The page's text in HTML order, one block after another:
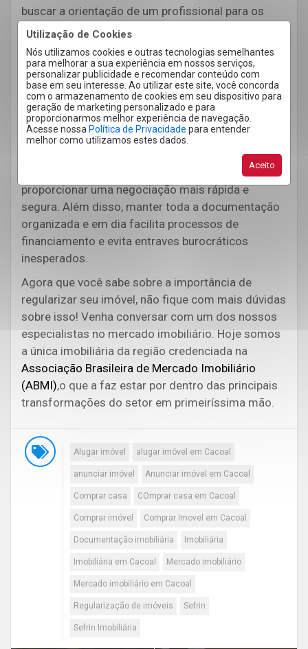
Utilização de Cookies
Nós utilizamos cookies e outras tecnologias semelhantes
para melhorar a sua experiência em nossos serviços,
personalizar publicidade e recomendar conteúdo com
base em seu interesse. Ao utilizar este site, você concorda
com o armazenamento de cookies em seu dispositivo para
geração de marketing personalizado e para
proporcionarmos melhor experiência de navegação.
Acesse nossa Política de Privacidade para entender
melhor como utilizamos estes dados.
Aceito
buscar a orientação de um profissional para os
devidos ajustes. Dependendo do problema, pode
ser necessário retificar documentos, pagar taxas
atrasadas ou até mesmo entrar com processos
administrativos. O importante é não adiar esse
processo, pois, quanto mais cedo ele for resolvido,
menor será o impacto no valor e na liquidez do
imóvel.
Se houver a intenção de vender o imóvel no futuro,
verificar com antecedência esses detalhes pode
proporcionar uma negociação mais rápida e
segura. Além disso, manter toda a documentação
organizada e em dia facilita processos de
financiamento e evita entraves burocráticos
inesperados.
Agora que você sabe sobre a importância de
regularizar seu imóvel, não fique com mais dúvidas
sobre isso! Venha conversar com um dos nossos
especialistas no mercado imobiliário. Hoje somos
a única imobiliária da região credenciada na
Associação Brasileira de Mercado Imobiliário
(ABMI),o que a faz estar por dentro das principais
transformações do setor em primeiríssima mão.
Alugar imóvel alugar imóvel em Cacoal
anunciar imóvel Anunciar imóvel em Cacoal
Comprar casa COmprar casa em Cacoal
Comprar imóvel Comprar Imovel em Cacoal
Documentação imobiliária Imobiliária
Imobiliária em Cacoal Mercado imobiliário
Mercado imobiliário em Cacoal
Regularização de imóveis Sefrin
Sefrin Imobiliária